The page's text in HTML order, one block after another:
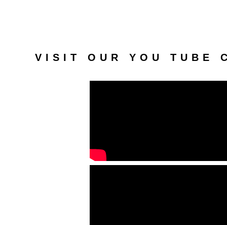
VISIT OUR YOU TUBE